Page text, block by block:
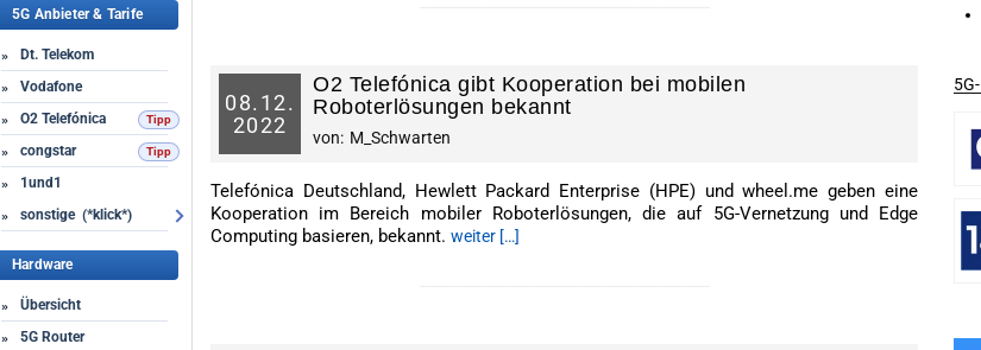
5G Anbieter & Tarife
»
Dt. Telekom
»
Vodafone
»
O2 Telefónica
»
congstar
»
1und1
»
sonstige (*klick*)
Hardware
»
Übersicht
»
5G Router
08. 12.
2022
O2 Telefónica gibt Kooperation bei mobilen
Roboterlösungen bekannt
von: M_Schwarten
Telefónica Deutschland, Hewlett Packard Enterprise (HPE) und wheel.me geben eine
Kooperation im Bereich mobiler Roboterlösungen, die auf 5G-Vernetzung und Edge
Computing basieren, bekannt. weiter […]